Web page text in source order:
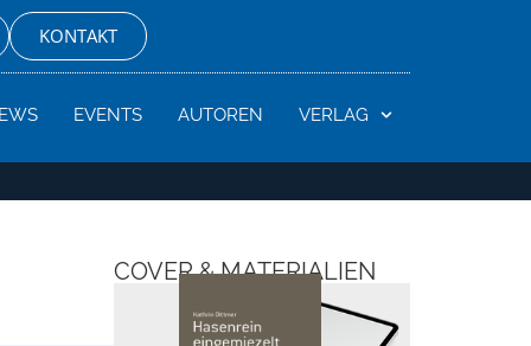
KONTAKT
EVENTS AUTOREN VERLAG
COVER & MATERIALIEN